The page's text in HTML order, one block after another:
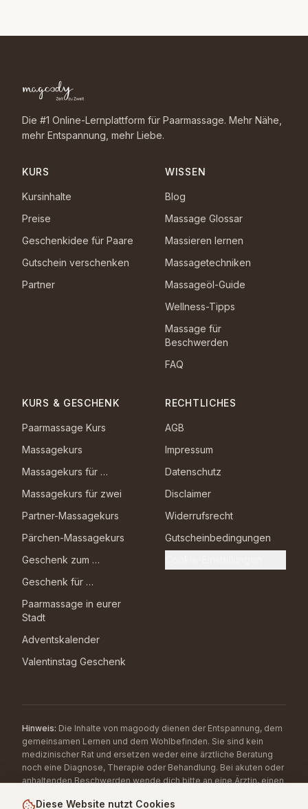
Diese Website nutzt Cookies
Die #1 Online-Lernplattform für Paarmassage. Mehr Nähe,
mehr Entspannung, mehr Liebe.
KURS
Kursinhalte
Preise
Geschenkidee für Paare
Gutschein verschenken
Partner
WISSEN
Blog
Massage Glossar
Massieren lernen
Massagetechniken
Massageöl-Guide
Wellness-Tipps
Massage für
Beschwerden
FAQ
KURS & GESCHENK
Paarmassage Kurs
Massagekurs
Massagekurs für …
Massagekurs für zwei
Partner-Massagekurs
Pärchen-Massagekurs
Geschenk zum …
Geschenk für …
Paarmassage in eurer
Stadt
Adventskalender
Valentinstag Geschenk
RECHTLICHES
AGB
Impressum
Datenschutz
Disclaimer
Widerrufsrecht
Gutscheinbedingungen
Hinweis: Die Inhalte von magoody dienen der Entspannung, dem
gemeinsamen Lernen und dem Wohlbefinden. Sie sind kein
medizinischer Rat und ersetzen weder eine ärztliche Beratung
noch eine Diagnose, Therapie oder Behandlung. Bei akuten oder
anhaltenden Beschwerden wende dich bitte an eine Ärztin, einen